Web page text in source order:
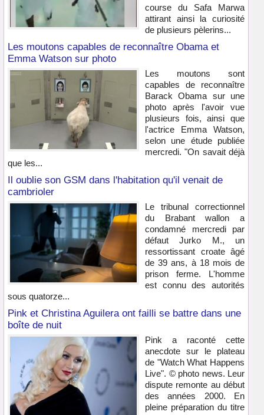
course du Safa Marwa
attirant ainsi la curiosité
de plusieurs pèlerins...
Les moutons capables de reconnaître Obama et
Emma Watson sur photo
Les moutons sont
capables de reconnaître
Barack Obama sur une
photo après l'avoir vue
plusieurs fois, ainsi que
l'actrice Emma Watson,
selon une étude publiée
mercredi. "On savait déjà
que les...
Il oublie son GSM dans l'habitation qu'il venait de
cambrioler
Le tribunal correctionnel
du Brabant wallon a
condamné mercredi par
défaut Jurko M., un
ressortissant croate âgé
de 39 ans, à 18 mois de
prison ferme. L'homme
est connu des autorités
sous quatorze...
Pink et Christina Aguilera ont failli se battre dans une
boîte de nuit
Pink a raconté cette
anecdote sur le plateau
de "Watch What Happens
Live". © photo news. Leur
dispute remonte au début
des années 2000. En
pleine préparation du titre